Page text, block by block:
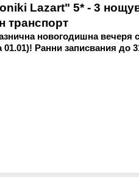
Lazart" 5* - 3
новогодишна вечеря
Ранни записвания до